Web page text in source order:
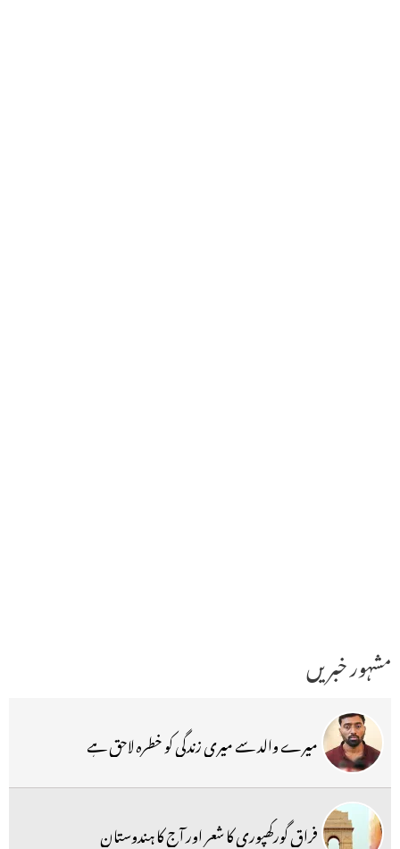
مشہور خبریں
میرے والد سے میری زندگی کو خطرہ لاحق ہے
فراق گورکھپوری کا شعر اور آج کا ہندوستان